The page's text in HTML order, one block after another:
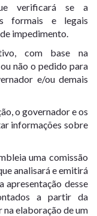
verificará se a
formais e legais
impedimento.
com base na
não o pedido para
e/ou demais
o governador e os
informações sobre
uma comissão
analisará e emitirá
apresentação desse
a partir da
na elaboração de um